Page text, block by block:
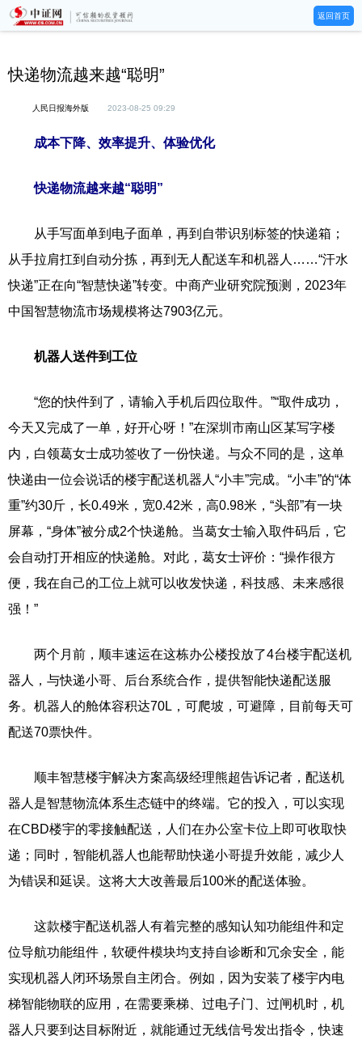
返回首页
快递物流越来越“聪明”
人民日报海外版 2023-08-25 09:29
成本下降、效率提升、体验优化
快递物流越来越“聪明”
从手写面单到电子面单，再到自带识别标签的快递箱；
从手拉肩扛到自动分拣，再到无人配送车和机器人……“汗水
快递”正在向“智慧快递”转变。中商产业研究院预测，2023年
中国智慧物流市场规模将达7903亿元。
机器人送件到工位
“您的快件到了，请输入手机后四位取件。”“取件成功，
今天又完成了一单，好开心呀！”在深圳市南山区某写字楼
内，白领葛女士成功签收了一份快递。与众不同的是，这单
快递由一位会说话的楼宇配送机器人“小丰”完成。“小丰”的“体
重”约30斤，长0.49米，宽0.42米，高0.98米，“头部”有一块
屏幕，“身体”被分成2个快递舱。当葛女士输入取件码后，它
会自动打开相应的快递舱。对此，葛女士评价：“操作很方
便，我在自己的工位上就可以收发快递，科技感、未来感很
强！”
两个月前，顺丰速运在这栋办公楼投放了4台楼宇配送机
器人，与快递小哥、后台系统合作，提供智能快递配送服
务。机器人的舱体容积达70L，可爬坡，可避障，目前每天可
配送70票快件。
顺丰智慧楼宇解决方案高级经理熊超告诉记者，配送机
器人是智慧物流体系生态链中的终端。它的投入，可以实现
在CBD楼宇的零接触配送，人们在办公室卡位上即可收取快
递；同时，智能机器人也能帮助快递小哥提升效能，减少人
为错误和延误。这将大大改善最后100米的配送体验。
这款楼宇配送机器人有着完整的感知认知功能组件和定
位导航功能组件，软硬件模块均支持自诊断和冗余安全，能
实现机器人闭环场景自主闭合。例如，因为安装了楼宇内电
梯智能物联的应用，在需要乘梯、过电子门、过闸机时，机
器人只要到达目标附近，就能通过无线信号发出指令，快速